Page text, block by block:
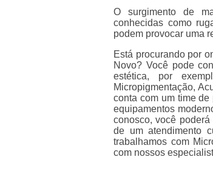
O surgimento de
conhecidas como
podem provocar uma
Está procurando por
Novo? Você pode
estética, por
Micropigmentação,
conta com um time
equipamentos
conosco, você
de um atendimento
trabalhamos com
com nossos